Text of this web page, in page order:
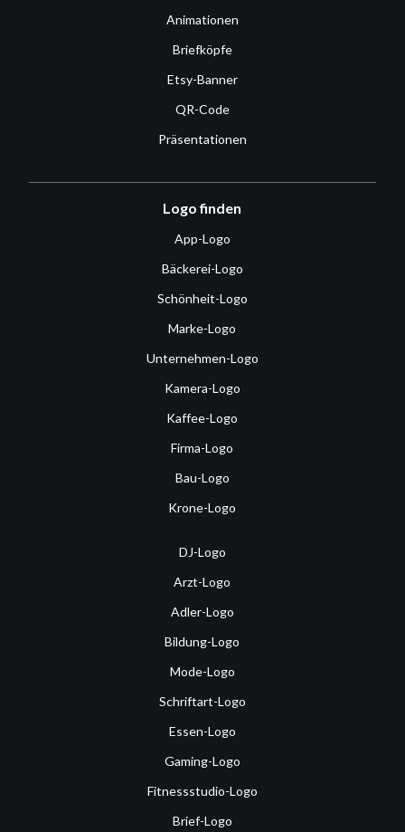
Animationen
Briefköpfe
Etsy-Banner
QR-Code
Präsentationen
Logo finden
App-Logo
Bäckerei-Logo
Schönheit-Logo
Marke-Logo
Unternehmen-Logo
Kamera-Logo
Kaffee-Logo
Firma-Logo
Bau-Logo
Krone-Logo
DJ-Logo
Arzt-Logo
Adler-Logo
Bildung-Logo
Mode-Logo
Schriftart-Logo
Essen-Logo
Gaming-Logo
Fitnessstudio-Logo
Brief-Logo